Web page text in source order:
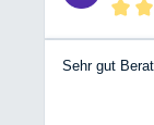
Sehr gut